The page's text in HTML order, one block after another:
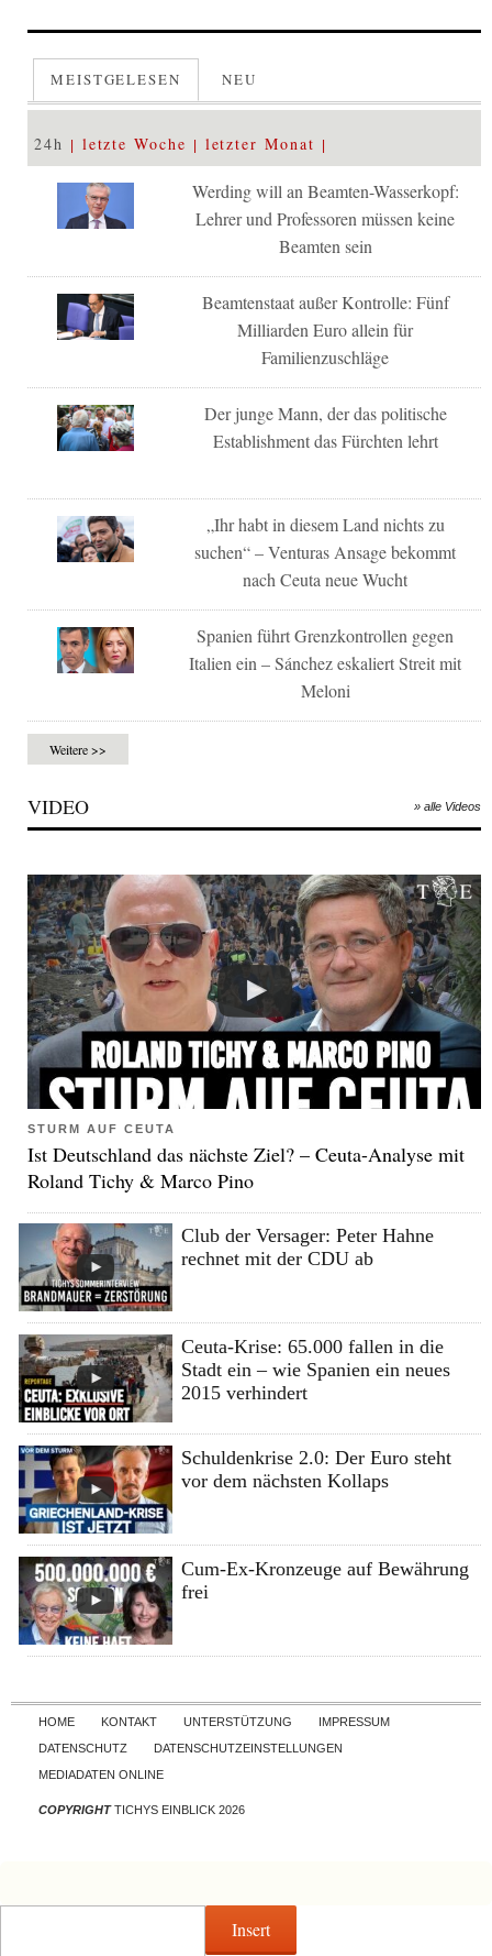
MEISTGELESEN NEU
24h letzte Woche letzter Monat
Werding will an Beamten-Wasserkopf:
Lehrer und Professoren müssen keine
Beamten sein
Beamtenstaat außer Kontrolle: Fünf
Milliarden Euro allein für
Familienzuschläge
Der junge Mann, der das politische
Establishment das Fürchten lehrt
„Ihr habt in diesem Land nichts zu
suchen“ – Venturas Ansage bekommt
nach Ceuta neue Wucht
Spanien führt Grenzkontrollen gegen
Italien ein – Sánchez eskaliert Streit mit
Meloni
Weitere >>
VIDEO » alle Videos
STURM AUF CEUTA
Ist Deutschland das nächste Ziel? – Ceuta-Analyse mit
Roland Tichy & Marco Pino
Club der Versager: Peter Hahne
rechnet mit der CDU ab
Ceuta-Krise: 65.000 fallen in die
Stadt ein – wie Spanien ein neues
2015 verhindert
Schuldenkrise 2.0: Der Euro steht
vor dem nächsten Kollaps
Cum-Ex-Kronzeuge auf Bewährung
frei
Skip to content
HOME KONTAKT UNTERSTÜTZUNG
IMPRESSUM
DATENSCHUTZ
DATENSCHUTZEINSTELLUNGEN
MEDIADATEN ONLINE
COPYRIGHTTICHYS EINBLICK 2026
Insert